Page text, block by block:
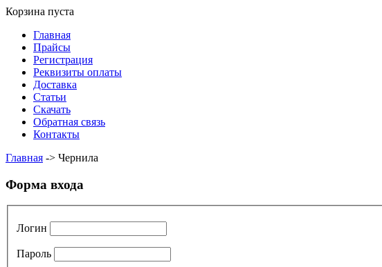
Корзина пуста
Главная
Прайсы
Регистрация
Реквизиты оплаты
Доставка
Статьи
Скачать
Обратная связь
Контакты
Главная -> Чернила
Форма входа
Логин
Пароль